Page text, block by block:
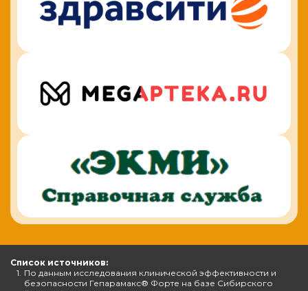
Список источников:
1. По данным исследования клинической эффективности и
безопасности Гепарамакс® Форте на базе Сибирского